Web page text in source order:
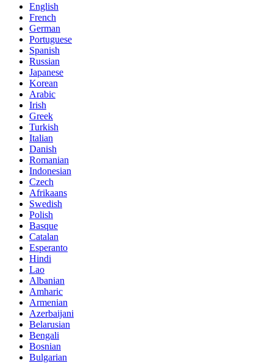
English
French
German
Portuguese
Spanish
Russian
Japanese
Korean
Arabic
Irish
Greek
Turkish
Italian
Danish
Romanian
Indonesian
Czech
Afrikaans
Swedish
Polish
Basque
Catalan
Esperanto
Hindi
Lao
Albanian
Amharic
Armenian
Azerbaijani
Belarusian
Bengali
Bosnian
Bulgarian